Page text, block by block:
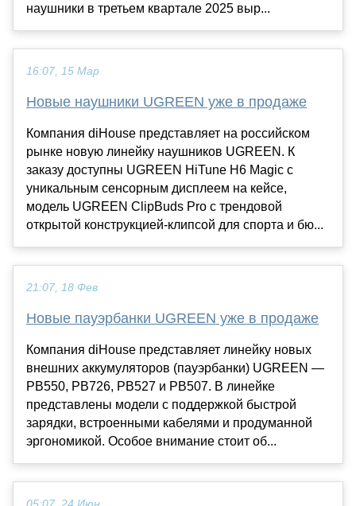
наушники в третьем квартале 2025 выр...
16:07, 15 Мар
Новые наушники UGREEN уже в продаже
Компания diHouse представляет на российском
рынке новую линейку наушников UGREEN. К
заказу доступны UGREEN HiTune H6 Magic с
уникальным сенсорным дисплеем на кейсе,
модель UGREEN ClipBuds Pro с трендовой
открытой конструкцией-клипсой для спорта и бю...
21:07, 18 Фев
Новые пауэрбанки UGREEN уже в продаже
Компания diHouse представляет линейку новых
внешних аккумуляторов (пауэрбанки) UGREEN —
РВ550, РВ726, РВ527 и РВ507. В линейке
представлены модели с поддержкой быстрой
зарядки, встроенными кабелями и продуманной
эргономикой. Особое внимание стоит об...